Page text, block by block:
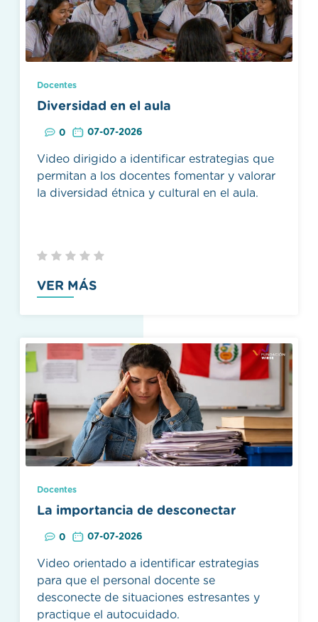
Docentes
Diversidad en el aula
0 07-07-2026
Video dirigido a identificar estrategias que
permitan a los docentes fomentar y valorar
la diversidad étnica y cultural en el aula.
VER MÁS
Docentes
La importancia de desconectar
0 07-07-2026
Video orientado a identificar estrategias
para que el personal docente se
desconecte de situaciones estresantes y
practique el autocuidado.